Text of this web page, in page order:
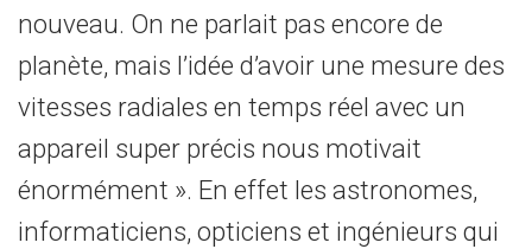
nouveau. On ne parlait pas encore de
planète, mais l’idée d’avoir une mesure des
vitesses radiales en temps réel avec un
appareil super précis nous motivait
énormément ». En effet les astronomes,
informaticiens, opticiens et ingénieurs qui